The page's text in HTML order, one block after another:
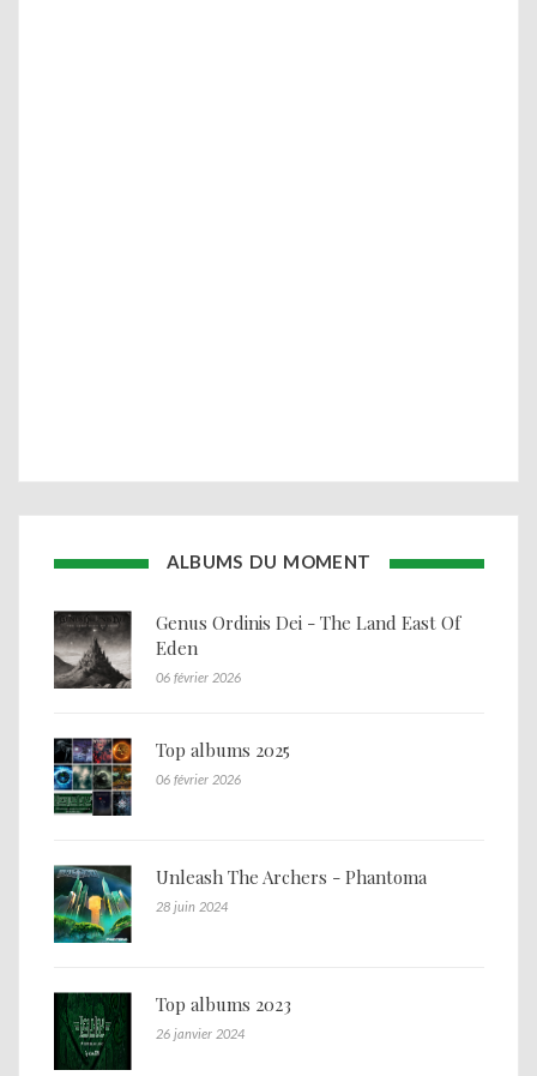
ALBUMS DU MOMENT
Genus Ordinis Dei - The Land East Of
Eden
06 février 2026
Top albums 2025
06 février 2026
Unleash The Archers - Phantoma
28 juin 2024
Top albums 2023
26 janvier 2024